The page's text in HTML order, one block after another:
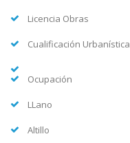
Licencia Obras
Cualificación Urbanística
Ocupación
LLano
Altillo